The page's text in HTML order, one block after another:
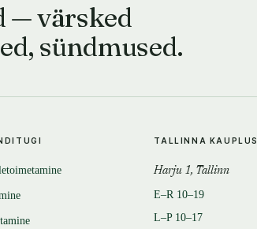
— värsked
sündmused.
TALLINNA KAUPLUS
Harju 1, Tallinn
E–R 10–19
L–P 10–17